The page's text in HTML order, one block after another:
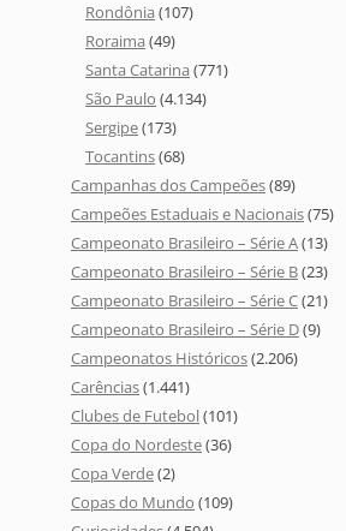
Rondônia (107)
Roraima (49)
Santa Catarina (771)
São Paulo (4.134)
Sergipe(173)
Tocantins(68)
Campanhas dos Campeões(89)
Campeões Estaduais e Nacionais(75)
Campeonato Brasileiro – Série A(13)
Campeonato Brasileiro – Série B(23)
Campeonato Brasileiro – Série C(21)
Campeonato Brasileiro – Série D(9)
Campeonatos Históricos(2.206)
Carências(1.441)
Clubes de Futebol(101)
Copa do Nordeste(36)
Copa Verde(2)
Copas do Mundo (109)